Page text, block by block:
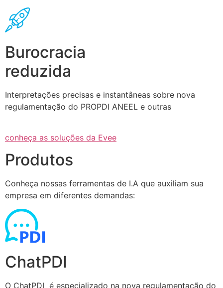
Burocracia
reduzida
Interpretações precisas e instantâneas sobre nova
regulamentação do PROPDI ANEEL e outras
conheça as soluções da Evee
Produtos
Conheça nossas ferramentas de I.A que auxiliam sua
empresa em diferentes demandas:
ChatPDI
O ChatPDI é especializado na nova regulamentação do